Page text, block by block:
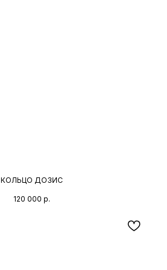
КОЛЬЦО ДОЗИС
120 000 р.